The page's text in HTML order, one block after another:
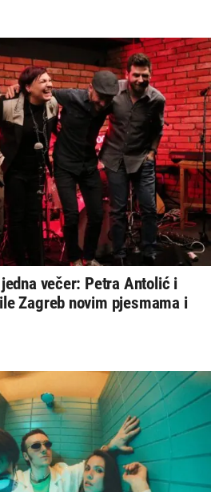
večer: Petra Antolić i
Zagreb novim pjesmama i